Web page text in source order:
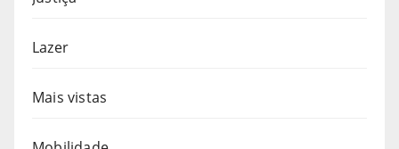
Lazer
Mais vistas